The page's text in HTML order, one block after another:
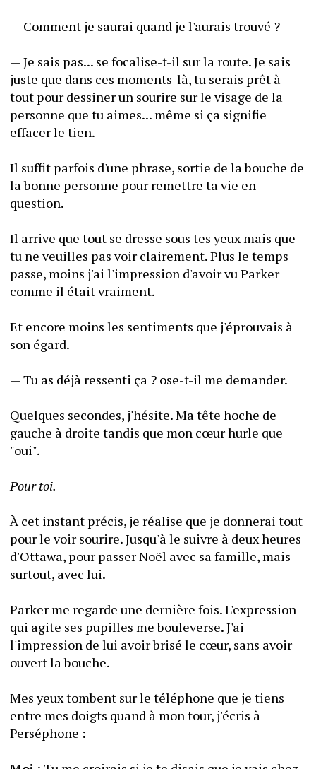
— Comment je saurai quand je l'aurais trouvé ?
— Je sais pas... se focalise-t-il sur la route. Je sais
juste que dans ces moments-là, tu serais prêt à
tout pour dessiner un sourire sur le visage de la
personne que tu aimes... même si ça signifie
effacer le tien.
Il suffit parfois d'une phrase, sortie de la bouche de
la bonne personne pour remettre ta vie en
question.
Il arrive que tout se dresse sous tes yeux mais que
tu ne veuilles pas voir clairement. Plus le temps
passe, moins j'ai l'impression d'avoir vu Parker
comme il était vraiment.
Et encore moins les sentiments que j'éprouvais à
son égard.
— Tu as déjà ressenti ça ? ose-t-il me demander.
Quelques secondes, j'hésite. Ma tête hoche de
gauche à droite tandis que mon cœur hurle que
"oui".
Pour toi.
À cet instant précis, je réalise que je donnerai tout
pour le voir sourire. Jusqu'à le suivre à deux heures
d'Ottawa, pour passer Noël avec sa famille, mais
surtout, avec lui.
Parker me regarde une dernière fois. L'expression
qui agite ses pupilles me bouleverse. J'ai
l'impression de lui avoir brisé le cœur, sans avoir
ouvert la bouche.
Mes yeux tombent sur le téléphone que je tiens
entre mes doigts quand à mon tour, j'écris à
Perséphone :